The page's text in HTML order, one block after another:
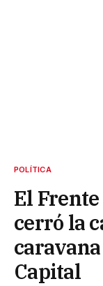
POLÍTICA
El
cerró la
Capital